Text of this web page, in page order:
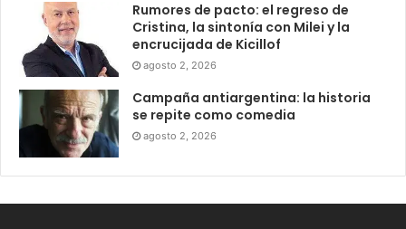
Rumores de pacto: el regreso de
Cristina, la sintonía con Milei y la
encrucijada de Kicillof
agosto 2, 2026
Campaña antiargentina: la historia
se repite como comedia
agosto 2, 2026